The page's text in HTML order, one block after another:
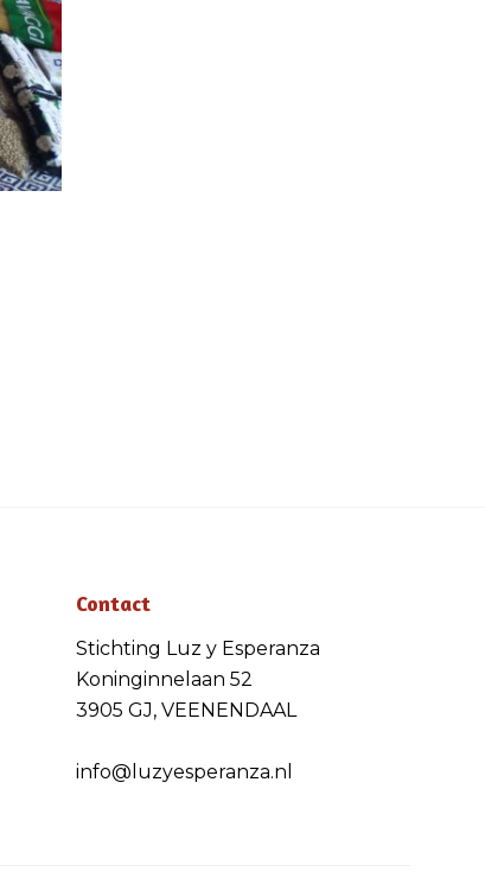
Contact
Stichting Luz y Esperanza
Koninginnelaan 52
3905 GJ, VEENENDAAL
info@luzyesperanza.nl